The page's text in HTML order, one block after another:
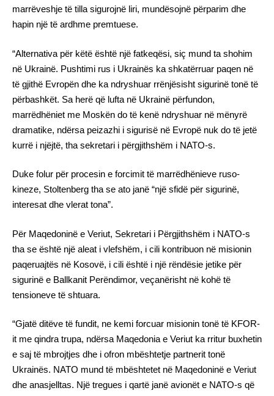
marrëveshje të tilla sigurojnë liri, mundësojnë përparim dhe
hapin një të ardhme premtuese.
“Alternativa për këtë është një fatkeqësi, siç mund ta shohim
në Ukrainë. Pushtimi rus i Ukrainës ka shkatërruar paqen në
të gjithë Evropën dhe ka ndryshuar rrënjësisht sigurinë tonë të
përbashkët. Sa herë që lufta në Ukrainë përfundon,
marrëdhëniet me Moskën do të kenë ndryshuar në mënyrë
dramatike, ndërsa peizazhi i sigurisë në Evropë nuk do të jetë
kurrë i njëjtë, tha sekretari i përgjithshëm i NATO-s.
Duke folur për procesin e forcimit të marrëdhënieve ruso-
kineze, Stoltenberg tha se ato janë “një sfidë për sigurinë,
interesat dhe vlerat tona”.
Për Maqedoninë e Veriut, Sekretari i Përgjithshëm i NATO-s
tha se është një aleat i vlefshëm, i cili kontribuon në misionin
paqeruajtës në Kosovë, i cili është i një rëndësie jetike për
sigurinë e Ballkanit Perëndimor, veçanërisht në kohë të
tensioneve të shtuara.
“Gjatë ditëve të fundit, ne kemi forcuar misionin tonë të KFOR-
it me qindra trupa, ndërsa Maqedonia e Veriut ka rritur buxhetin
e saj të mbrojtjes dhe i ofron mbështetje partnerit tonë
Ukrainës. NATO mund të mbështetet në Maqedoninë e Veriut
dhe anasjelltas. Një tregues i qartë janë avionët e NATO-s që